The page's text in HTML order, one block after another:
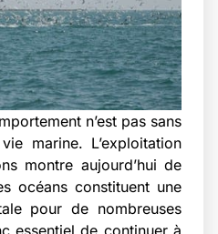
n’est pas sans
marine. L’exploitation
montre aujourd’hui de
océans constituent une
pour de nombreuses
essentiel de continuer à